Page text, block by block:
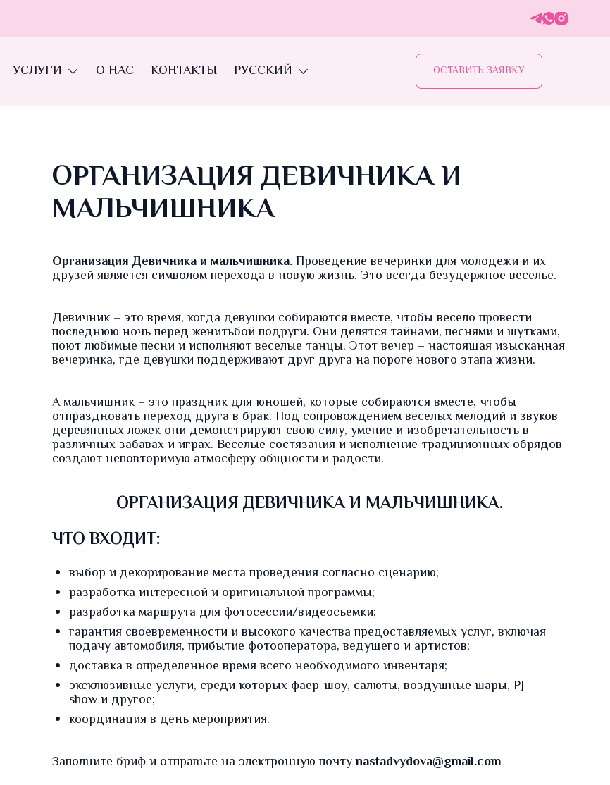
УСЛУГИ О НАС КОНТАКТЫ РУССКИЙ ОСТАВИТЬ ЗАЯВКУ
ОРГАНИЗАЦИЯ ДЕВИЧНИКА И
МАЛЬЧИШНИКА
Организация Девичника и мальчишника.Проведение вечеринки для молодежи и их
друзей является символом перехода в новую жизнь. Это всегда безудержное веселье.
Девичник – это время, когда девушки собираются вместе, чтобы весело провести
последнюю ночь перед женитьбой подруги. Они делятся тайнами, песнями и шутками,
поют любимые песни и исполняют веселые танцы. Этот вечер – настоящая изысканная
вечеринка, где девушки поддерживают друг друга на пороге нового этапа жизни.
А мальчишник – это праздник для юношей, которые собираются вместе, чтобы
отпраздновать переход друга в брак. Под сопровождением веселых мелодий и звуков
деревянных ложек они демонстрируют свою силу, умение и изобретательность в
различных забавах и играх. Веселые состязания и исполнение традиционных обрядов
создают неповторимую атмосферу общности и радости.
ОРГАНИЗАЦИЯ ДЕВИЧНИКА И МАЛЬЧИШНИКА.
ЧТО ВХОДИТ:
выбор и декорирование места проведения согласно сценарию;
разработка интересной и оригинальной программы;
разработка маршрута для фотосессии/видеосьемки;
гарантия своевременности и высокого качества предоставляемых услуг, включая
подачу автомобиля, прибытие фотооператора,ведущего и артистов;
доставка в определенное время всего необходимого инвентаря;
эксклюзивные услуги, среди которых фаер-шоу, салюты, воздушные шары, PJ —
show и другое;
координацияв день мероприятия.
Заполните брифи отправьте на электронную почтуnastadvydova@gmail.com